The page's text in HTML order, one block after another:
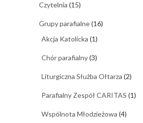
Czytelnia (15)
Grupy parafialne(16)
Akcja Katolicka (1)
Chór parafialny(3)
Liturgiczna Służba Ołtarza (2)
Parafialny Zespół CARITAS (1)
Wspólnota Młodzieżowa (4)